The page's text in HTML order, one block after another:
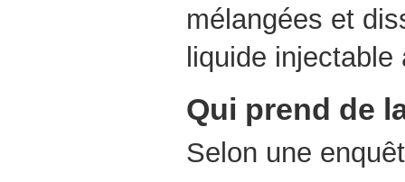
mélangées et
liquide
Qui prend de
Selon une